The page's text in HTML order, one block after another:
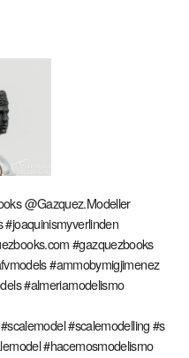
@Gazquez.Modeller
#gazquezbooks
#ammobymigjimenez
#almeriamodelismo
#scalemodelling #s
#hacemosmodelismo